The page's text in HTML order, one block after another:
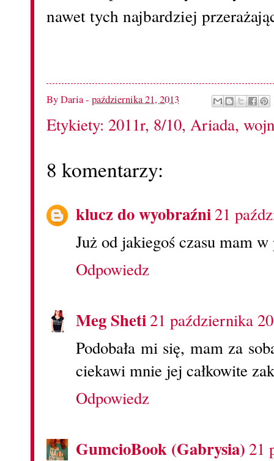
nawet tych najbardziej
ByDaria- października 21, 2013
Etykiety: 2011r, 8/10, Ariada,
8 komentarzy:
klucz do wyobraźni21
Już od jakiegoś czasu mam w
Odpowiedz
Meg Sheti21 października
Podobała mi się, mam za
ciekawi mnie jej całkowite
Odpowiedz
GumcioBook (Gabrysia) 21